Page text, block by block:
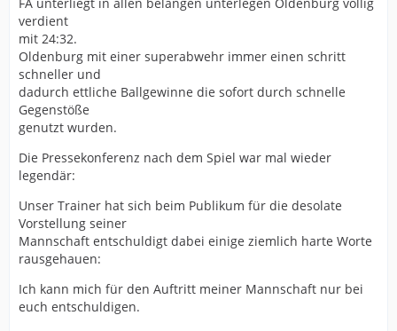
verdient
mit 24:32.
Oldenburg mit einer superabwehr immer einen schritt
schneller und
dadurch ettliche Ballgewinne die sofort durch schnelle
Gegenstöße
genutzt wurden.
Die Pressekonferenz nach dem Spiel war mal wieder
legendär:
Unser Trainer hat sich beim Publikum für die desolate
Vorstellung seiner
Mannschaft entschuldigt dabei einige ziemlich harte Worte
rausgehauen:
Ich kann mich für den Auftritt meiner Mannschaft nur bei
euch entschuldigen.